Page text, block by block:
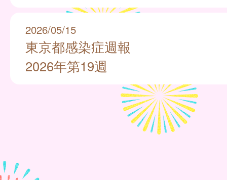
2026/05/15
東京都感染症週報
2026年第19週